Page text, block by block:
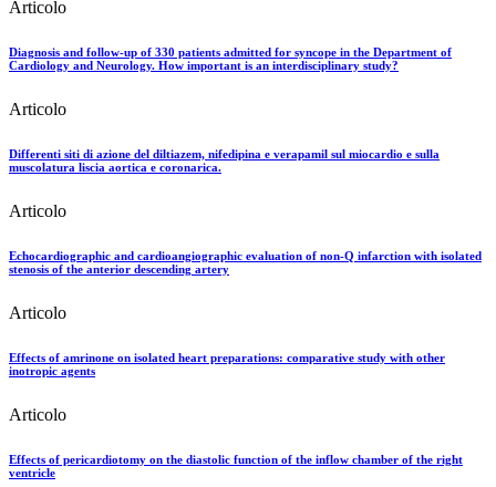
Articolo
Diagnosis and follow-up of 330 patients admitted for syncope in the Department of
Cardiology and Neurology. How important is an interdisciplinary study?
Articolo
Differenti siti di azione del diltiazem, nifedipina e verapamil sul miocardio e sulla
muscolatura liscia aortica e coronarica.
Articolo
Echocardiographic and cardioangiographic evaluation of non-Q infarction with isolated
stenosis of the anterior descending artery
Articolo
Effects of amrinone on isolated heart preparations: comparative study with other
inotropic agents
Articolo
Effects of pericardiotomy on the diastolic function of the inflow chamber of the right
ventricle